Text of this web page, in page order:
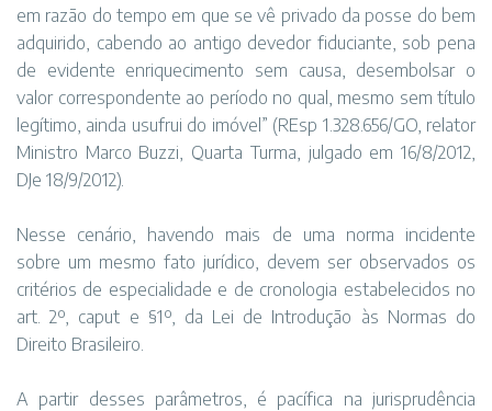
em razão do tempo em que se vê privado da posse do bem
adquirido, cabendo ao antigo devedor fiduciante, sob pena
de evidente enriquecimento sem causa, desembolsar o
valor correspondente ao período no qual, mesmo sem título
legítimo, ainda usufrui do imóvel” (REsp 1.328.656/GO, relator
Ministro Marco Buzzi, Quarta Turma, julgado em 16/8/2012,
DJe 18/9/2012).
Nesse cenário, havendo mais de uma norma incidente
sobre um mesmo fato jurídico, devem ser observados os
critérios de especialidade e de cronologia estabelecidos no
art. 2º, caput e §1º, da Lei de Introdução às Normas do
Direito Brasileiro.
A partir desses parâmetros, é pacífica na jurisprudência